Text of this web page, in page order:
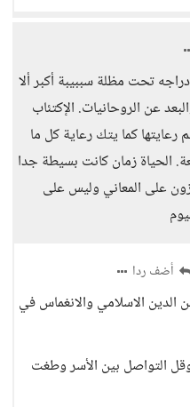
تحت مظلة سببيبة أكبر ألا
عن الروحانيات. الإكتئاب
رعايتها كما يتك رعاية كل ما
الحياة زمان كانت بسيطة جدا
على المعاني وليس على
أضف ردا
الدين الاسلامي والانغماس في
وقل التواصل بين الأسر وطغت